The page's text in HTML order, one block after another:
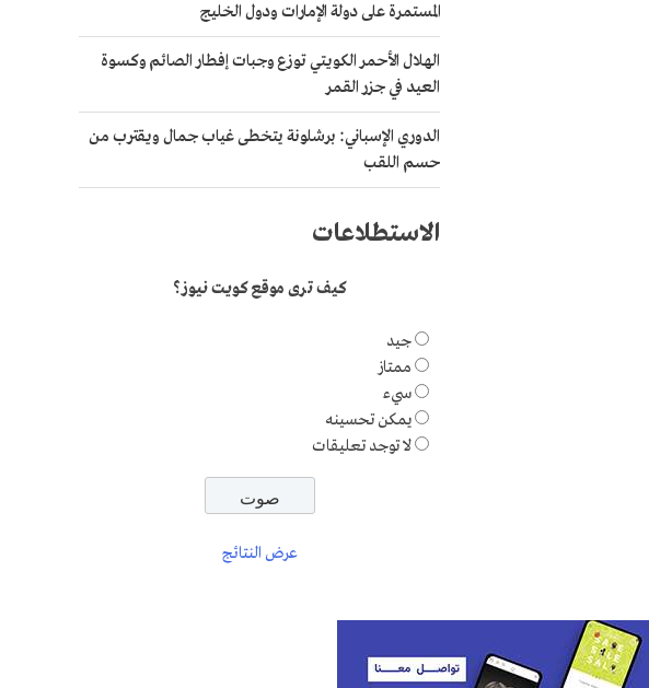
المستمرة على دولة الإمارات ودول الخليج
الهلال الأحمر الكويتي توزع وجبات إفطار الصائم وكسوة
العيد في جزر القمر
الدوري الإسباني: برشلونة يتخطى غياب جمال ويقترب من
حسم اللقب
الاستطلاعات
كيف ترى موقع كويت نيوز؟
جيد
ممتاز
سيء
يمكن تحسينه
لا توجد تعليقات
عرض النتائج